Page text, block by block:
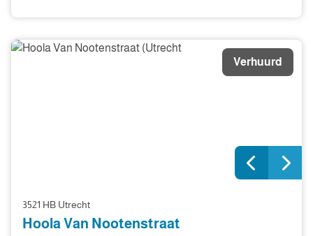
Verhuurd
3521 HB Utrecht
Hoola Van Nootenstraat